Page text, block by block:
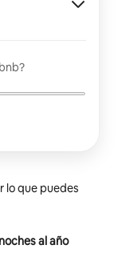
lo que puedes
al año